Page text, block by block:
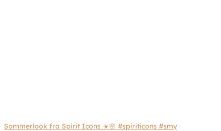
Sommerlook fra Spirit Icons ☀️🌸 #spiriticons #smy